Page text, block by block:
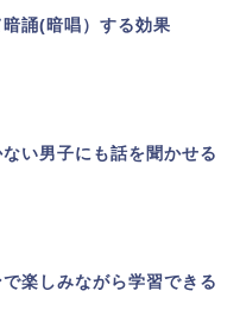
誦(暗唱）する効果
い男子にも話を聞かせる
楽しみながら学習できる